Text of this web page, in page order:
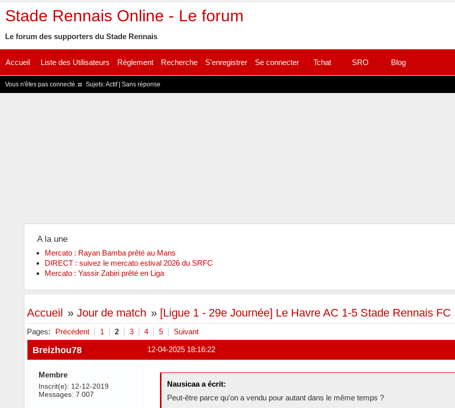
Stade Rennais Online - Le forum
Le forum des supporters du Stade Rennais
Accueil Liste des Utilisateurs Règlement Recherche S'enregistrer Se connecter Tchat SRO Blog
Vous n'êtes pas connecté. Sujets:Actif| Sans réponse
A la une
Mercato : Rayan Bamba prêté au Mans
DIRECT : suivez le mercato estival 2026 du SRFC
Mercato : Yassir Zabiri prêté en Liga
Accueil » Jour de match » [Ligue 1 - 29e Journée] Le Havre AC 1-5 Stade Rennais FC
Pages: Précédent 1 2 3 4 5 Suivant
12-04-2025 18:16:22
Breizhou78
Membre
Inscrit(e): 12-12-2019
Messages: 7 007
Nausicaa a écrit:
Peut-être parce qu'on a vendu pour autant dans le même temps ?